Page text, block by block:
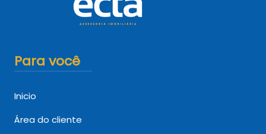
Para você
Inicio
Área do cliente